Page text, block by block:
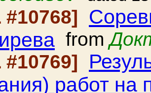
#10768]
from
#10769]
работ на